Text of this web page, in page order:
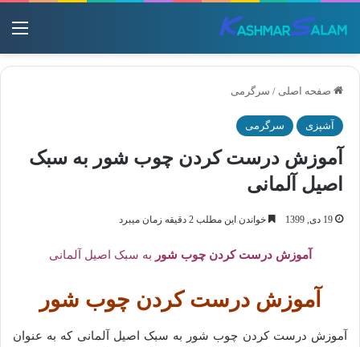
صفحه اصلی / سرگرمی
آشپزی سرگرمی
آموزش درست کردن چوب شور به سبک
اصیل آلمانی
19 دی, 1399 خواندن این مطلب 2 دقیقه زمان میبرد
آموزش درست کردن چوب شور به سبک اصیل آلمانی
آموزش درست کردن چوب شور
آموزش درست کردن چوب شور به سبک اصیل آلمانی که به عنوان